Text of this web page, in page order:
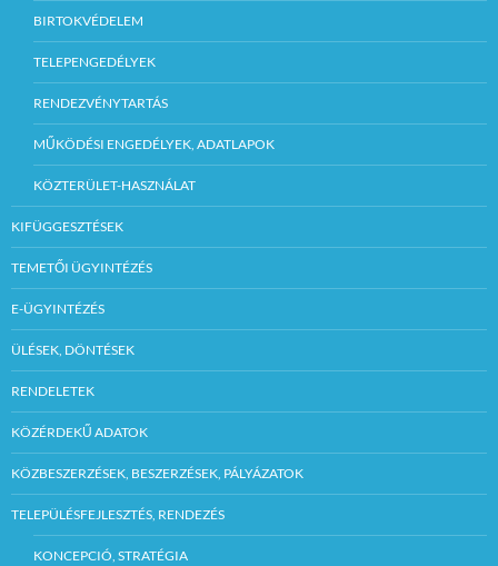
BIRTOKVÉDELEM
TELEPENGEDÉLYEK
RENDEZVÉNYTARTÁS
MŰKÖDÉSI ENGEDÉLYEK, ADATLAPOK
KÖZTERÜLET-HASZNÁLAT
KIFÜGGESZTÉSEK
TEMETŐI ÜGYINTÉZÉS
E-ÜGYINTÉZÉS
ÜLÉSEK, DÖNTÉSEK
RENDELETEK
KÖZÉRDEKŰ ADATOK
KÖZBESZERZÉSEK, BESZERZÉSEK, PÁLYÁZATOK
TELEPÜLÉSFEJLESZTÉS, RENDEZÉS
KONCEPCIÓ, STRATÉGIA